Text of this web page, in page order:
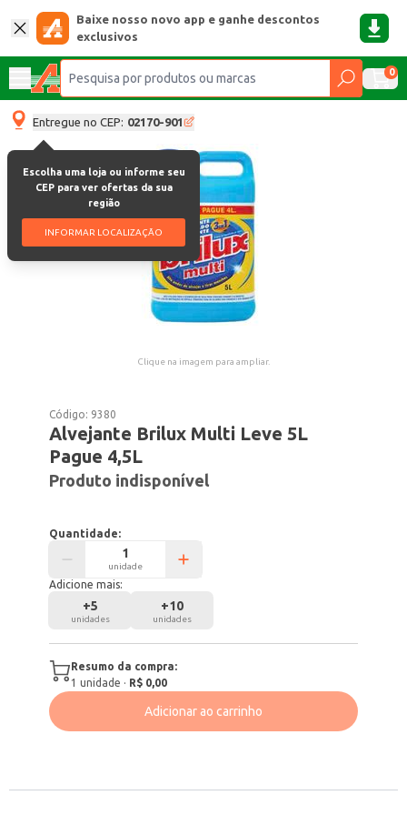
Baixe nosso novo app e ganhe descontos
exclusivos
0
Entregue no CEP: 02170-901
Escolha uma loja ou informe seu
CEP para ver ofertas da sua
região
INFORMAR LOCALIZAÇÃO
Clique na imagem para ampliar.
Código: 9380
Alvejante Brilux Multi Leve 5L
Pague 4,5L
Produto indisponível
Quantidade:
unidade
Adicione mais:
+5
unidades
+10
unidades
Resumo da compra:
1 unidade · R$ 0,00
Adicionar ao carrinho